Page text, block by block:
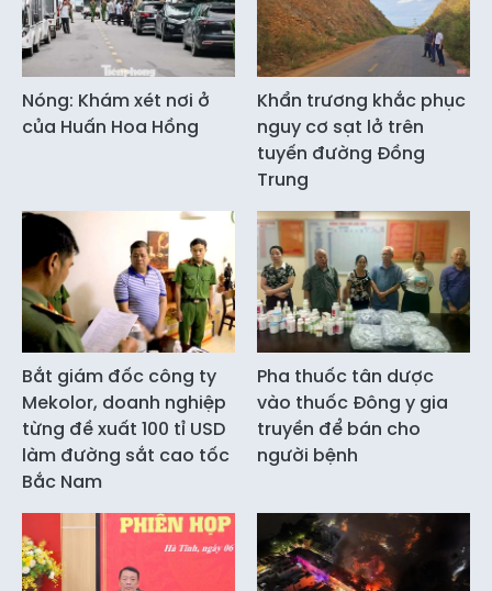
Nóng: Khám xét nơi ở
của Huấn Hoa Hồng
Khẩn trương khắc phục
nguy cơ sạt lở trên
tuyến đường Đồng
Trung
Bắt giám đốc công ty
Mekolor, doanh nghiệp
từng đề xuất 100 tỉ USD
làm đường sắt cao tốc
Bắc Nam
Pha thuốc tân dược
vào thuốc Đông y gia
truyền để bán cho
người bệnh